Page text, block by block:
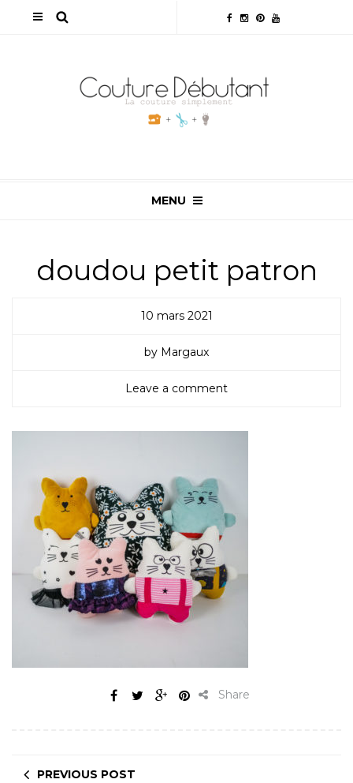
MENU
doudou petit patron
10 mars 2021
by Margaux
Leave a comment
Share
PREVIOUS POST